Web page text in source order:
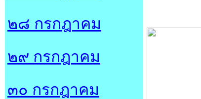
๒๘ กรกฎาคม
๒๙ กรกฎาคม
๓๐ กรกฎาคม